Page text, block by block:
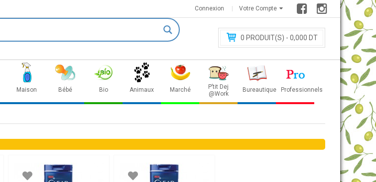
Votre Compte
Connexion
0 PRODUIT(S) - 0,000 DT
Maison Bébé Bio Animaux Marché
P’tit Dej
@Work
Bureautique Professionnels